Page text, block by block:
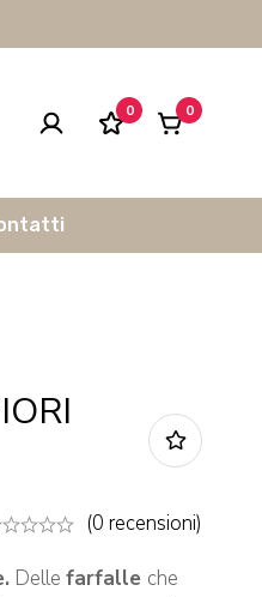
0 0
(0 recensioni)
Delle farfalle che